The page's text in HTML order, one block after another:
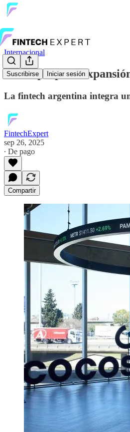
Suscribirse Iniciar sesión
Internacional
Cocos prepara
La fintech argentina integra
FintechExpert
sep 26, 2025
∙ De pago
Compartir